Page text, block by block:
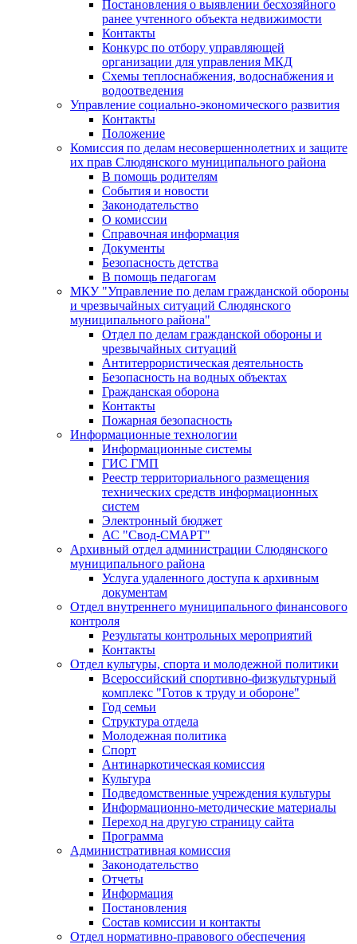
Постановления о выявлении бесхозяйного
ранее учтенного объекта недвижимости
Контакты
Конкурс по отбору управляющей
организации для управления МКД
Схемы теплоснабжения, водоснабжения и
водоотведения
Управление социально-экономического развития
Контакты
Положение
Комиссия по делам несовершеннолетних и защите
их прав Слюдянского муниципального района
В помощь родителям
События и новости
Законодательство
О комиссии
Справочная информация
Документы
Безопасность детства
В помощь педагогам
МКУ "Управление по делам гражданской обороны
и чрезвычайных ситуаций Слюдянского
муниципального района"
Отдел по делам гражданской обороны и
чрезвычайных ситуаций
Антитеррористическая деятельность
Безопасность на водных объектах
Гражданская оборона
Контакты
Пожарная безопасность
Информационные технологии
Информационные системы
ГИС ГМП
Реестр территориального размещения
технических средств информационных
систем
Электронный бюджет
АС "Свод-СМАРТ"
Архивный отдел администрации Слюдянского
муниципального района
Услуга удаленного доступа к архивным
документам
Отдел внутреннего муниципального финансового
контроля
Результаты контрольных мероприятий
Контакты
Отдел культуры, спорта и молодежной политики
Всероссийский спортивно-физкультурный
комплекс "Готов к труду и обороне"
Год семьи
Структура отдела
Молодежная политика
Спорт
Антинаркотическая комиссия
Культура
Подведомственные учреждения культуры
Информационно-методические материалы
Переход на другую страницу сайта
Программа
Административная комиссия
Законодательство
Отчеты
Информация
Постановления
Состав комиссии и контакты
Отдел нормативно-правового обеспечения